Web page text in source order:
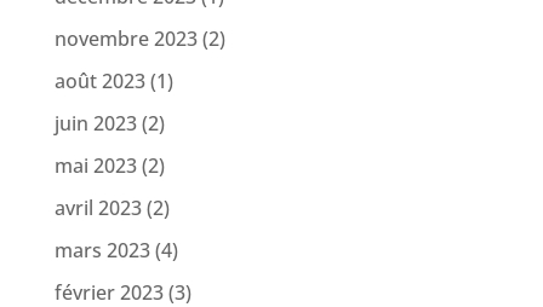
novembre 2023(2)
août 2023(1)
juin 2023(2)
mai 2023(2)
avril 2023(2)
mars 2023(4)
février 2023(3)